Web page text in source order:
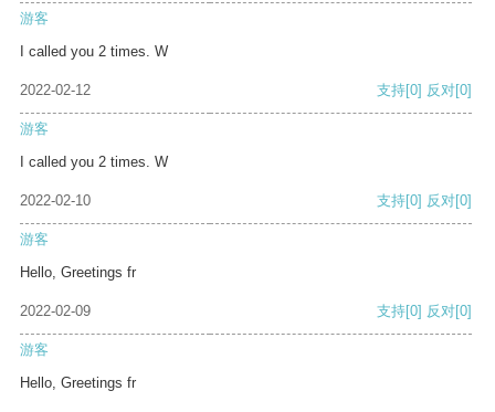
游客
I called you 2 times. W
2022-02-12 支持[0] 反对[0]
游客
I called you 2 times. W
2022-02-10 支持[0] 反对[0]
游客
Hello, Greetings fr
2022-02-09 支持[0] 反对[0]
游客
Hello, Greetings fr